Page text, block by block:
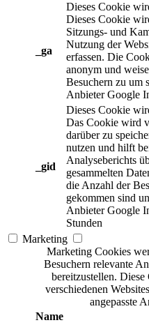
_ga
Dieses Cookie
Dieses Cookie
Sitzungs- und
Nutzung der
erfassen. Die
anonym und
Besuchern zu um
Anbieter Google
_gid
Dieses Cookie
Das Cookie wird
darüber zu
nutzen und hilft
Analyseberichts
gesammelten
die Anzahl der
gekommen sind
Anbieter Google
Stunden
Marketing
Marketing Cookies
Besuchern relevante
bereitzustellen.
verschiedenen
angepasste
Name